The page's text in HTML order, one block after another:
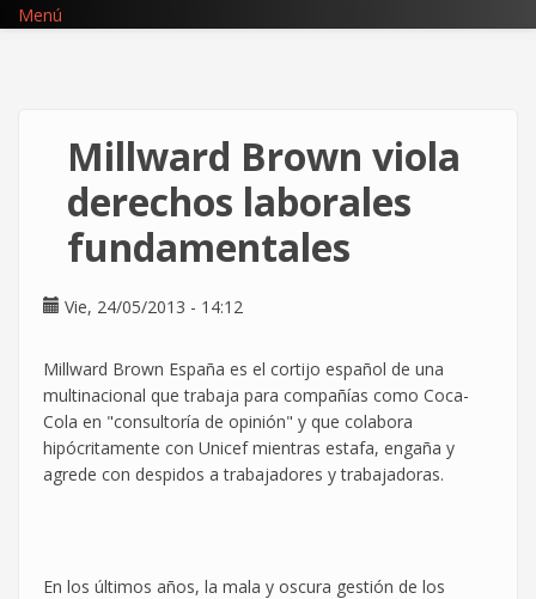
Pasar
Menú
Millward Brown viola
derechos laborales
fundamentales
Vie, 24/05/2013 - 14:12
Millward Brown España es el cortijo español de una
multinacional que trabaja para compañías como Coca-
Cola en "consultoría de opinión" y que colabora
hipócritamente con Unicef mientras estafa, engaña y
agrede con despidos a trabajadores y trabajadoras.
En los últimos años, la mala y oscura gestión de los